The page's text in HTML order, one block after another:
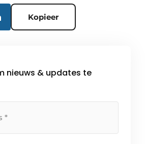
Kopieer
nieuws & updates te